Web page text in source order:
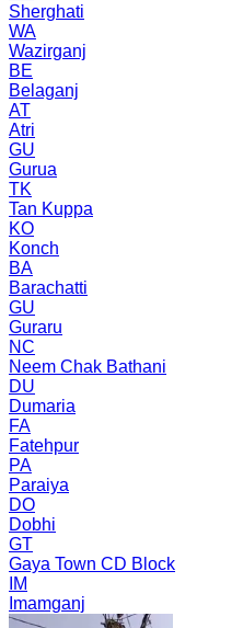
Sherghati
WA
Wazirganj
BE
Belaganj
AT
Atri
GU
Gurua
TK
Tan Kuppa
KO
Konch
BA
Barachatti
GU
Guraru
NC
Neem Chak Bathani
DU
Dumaria
FA
Fatehpur
PA
Paraiya
DO
Dobhi
GT
Gaya Town CD Block
IM
Imamganj